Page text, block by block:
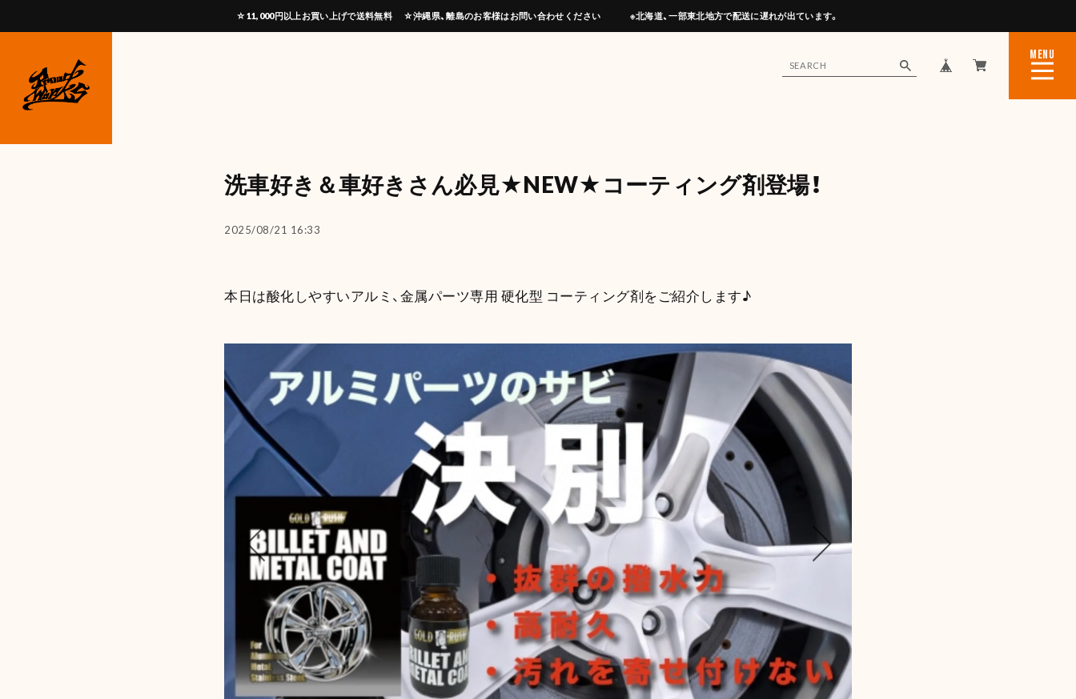
☆11,000円以上お買い上げで送料無料 ☆沖縄県、離島のお客様はお問い合わせください ※北海道、一部東北地方で配送に遅れが出ています。
MENU
CLOSE
洗車好き＆車好きさん必見★NEW★コーティング剤登場！
2025/08/21 16:33
本日は酸化しやすいアルミ、金属パーツ専用 硬化型 コーティング剤をご紹介します♪